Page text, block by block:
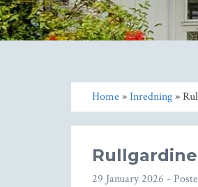
Home»Inredning»
29 January 2026 -